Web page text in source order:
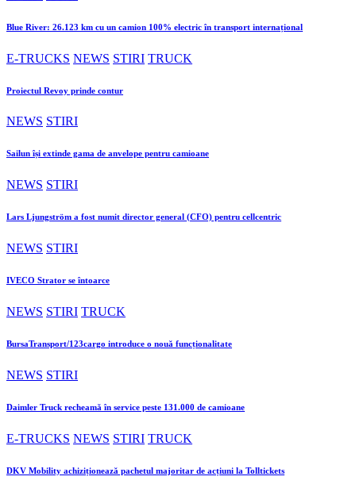
Blue River: 26.123 km cu un camion 100% electric în transport internațional
E-TRUCKS NEWS STIRI TRUCK
Proiectul Revoy prinde contur
NEWS STIRI
Sailun își extinde gama de anvelope pentru camioane
NEWS STIRI
Lars Ljungström a fost numit director general (CFO) pentru cellcentric
NEWS STIRI
IVECO Strator se întoarce
NEWS STIRI TRUCK
BursaTransport/123cargo introduce o nouă funcționalitate
NEWS STIRI
Daimler Truck recheamă în service peste 131.000 de camioane
E-TRUCKS NEWS STIRI TRUCK
DKV Mobility achiziționează pachetul majoritar de acțiuni la Tolltickets